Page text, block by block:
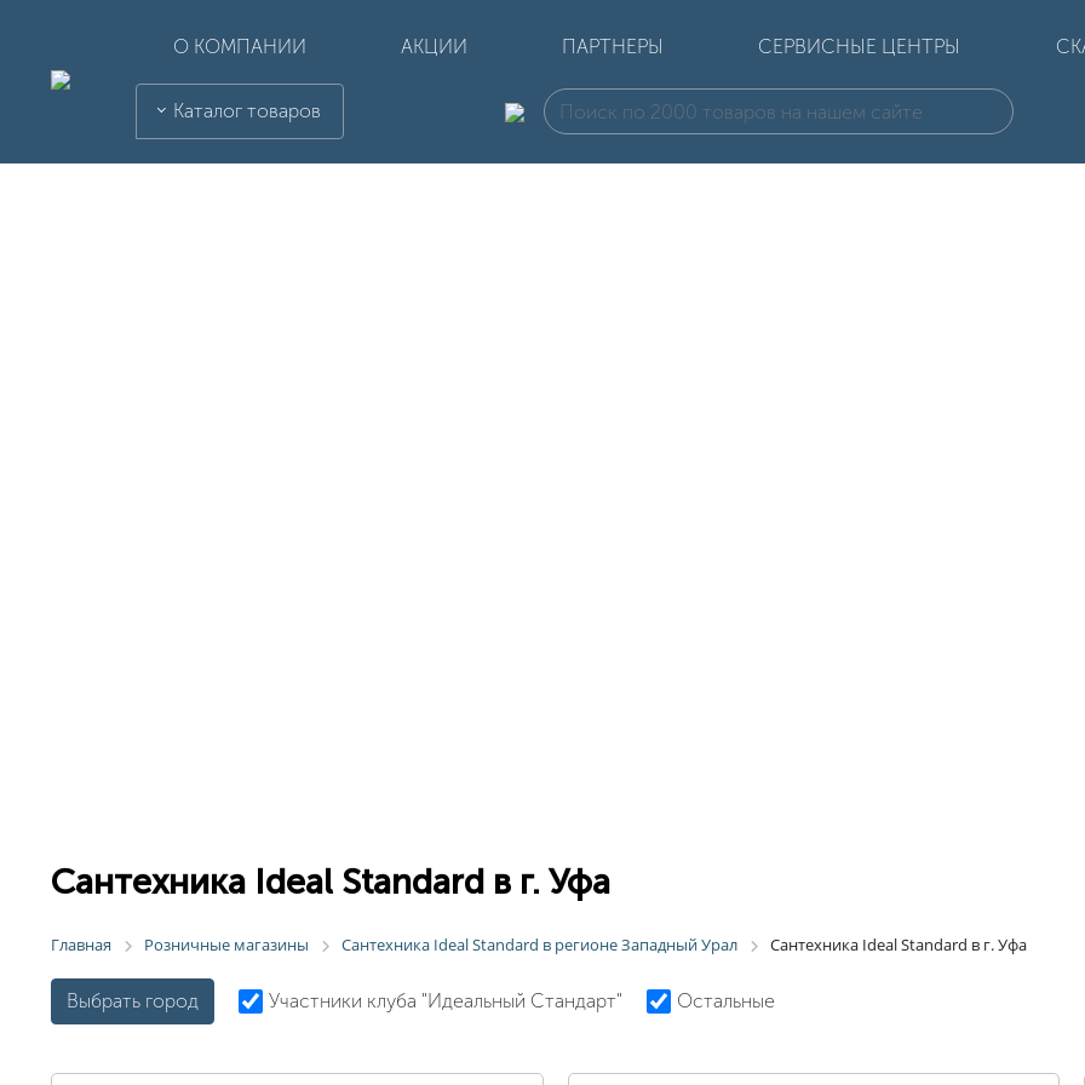
О КОМПАНИИ АКЦИИ ПАРТНЕРЫ СЕРВИСНЫЕ ЦЕНТРЫ
Каталог товаров
Сантехника Ideal Standard в г. Уфа
Главная Розничные магазины Сантехника Ideal Standard в регионе Западный Урал Сантехника Ideal Standard в г. Уфа
Выбрать город Участники клуба "Идеальный Стандарт" Остальные